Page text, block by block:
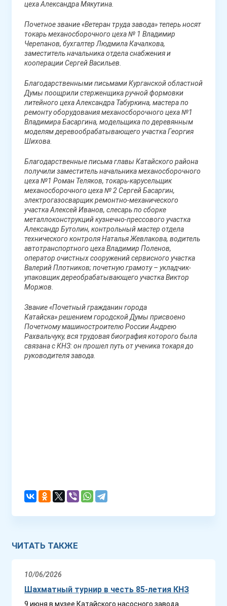
цеха Александра Мякутина.
Почетное звание «Ветеран труда завода» теперь носят
токарь механосборочного цеха № 1 Владимир
Черепанов, бухгалтер Людмила Качалкова,
заместитель начальника отдела снабжения и
кооперации Сергей Васильев.
Благодарственными письмами Курганской областной
Думы поощрилистерженщика ручной формовки
литейного цеха Александра Табуркина, мастера по
ремонту оборудования механосборочного цеха №1
Владимира Басаргина, модельщика по деревянным
моделям деревообрабатывающего участка Георгия
Шихова.
Благодарственные письма главы Катайского района
получили заместитель начальника механосборочного
цеха №1 Роман Теляков, токарь-карусельщик
механосборочного цеха № 2 Сергей Басаргин,
электрогазосварщик ремонтно-механического
участка Алексей Иванов, слесарь по сборке
металлоконструкций кузнечно-прессового участка
Александр Бутолин, контрольный мастер отдела
технического контроля Наталья Жевлакова, водитель
автотранспортного цеха Владимир Поленов,
оператор очистных сооружений сервисного участка
Валерий Плотников; почетную грамоту – укладчик-
упаковщик дереобрабатывающего участка Виктор
Моржов.
Звание «Почетный гражданин города
Катайска»решением городской Думы присвоено
Почетному машиностроителю России Андрею
Рахвальчуку, вся трудовая биография которого была
связана с КНЗ: он прошел путь от ученика токаря до
руководителя завода.
ЧИТАТЬ ТАКЖЕ
10/06/2026
Шахматный турнир в честь 85-летия КНЗ
9 июня в музее Катайского насосного завода